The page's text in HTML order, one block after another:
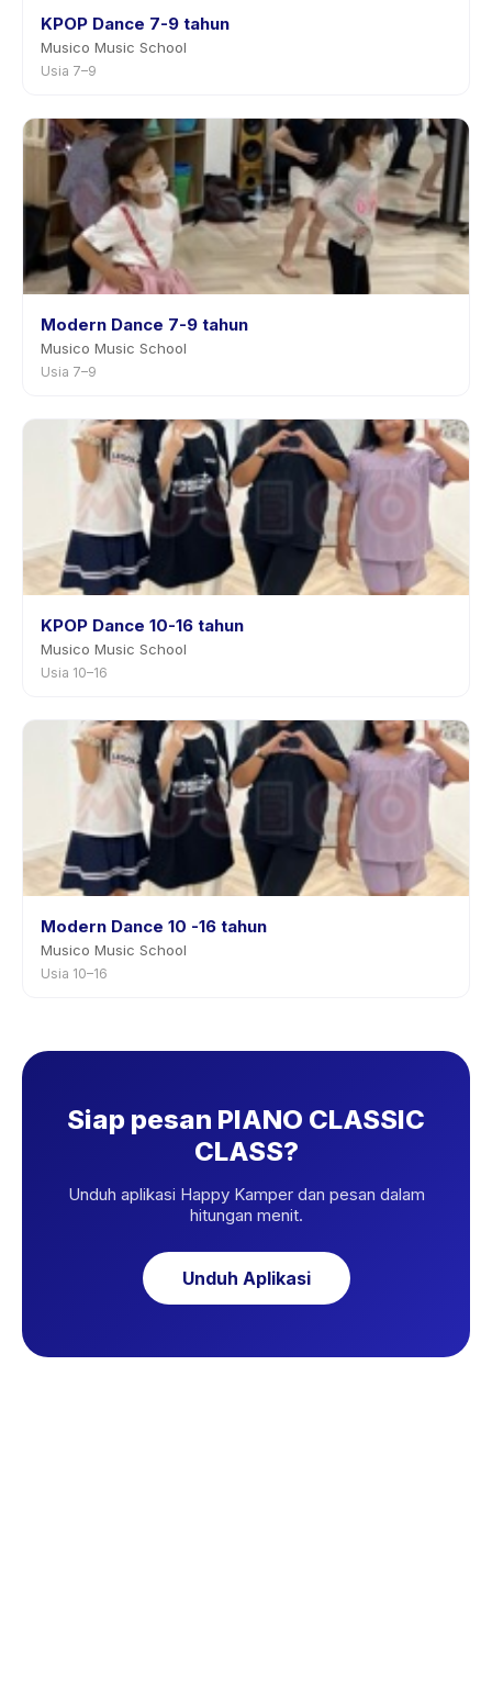
KPOP Dance 7-9 tahun
Musico Music School
Usia 7–9
Modern Dance 7-9 tahun
Musico Music School
Usia 7–9
KPOP Dance 10-16 tahun
Musico Music School
Usia 10–16
Modern Dance 10 -16 tahun
Musico Music School
Usia 10–16
Siap pesan PIANO CLASSIC
CLASS?
Unduh aplikasi Happy Kamper dan pesan dalam
hitungan menit.
Unduh Aplikasi